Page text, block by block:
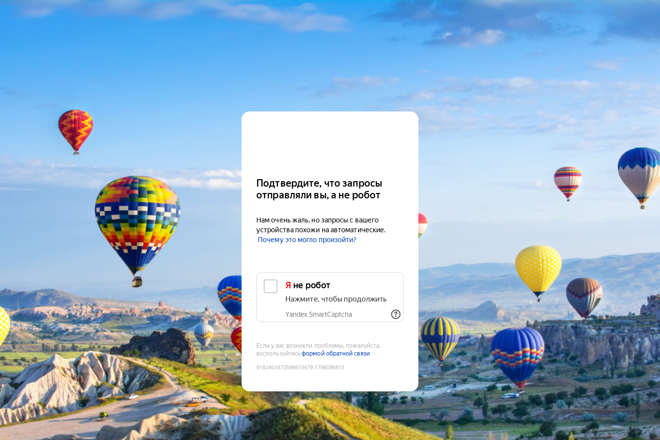
Подтвердите, что запросы
отправляли вы, а не робот
Нам очень жаль, но запросы с вашего
устройства похожи на автоматические.
Почему это могло произойти?
Я не робот
Нажмите, чтобы продолжить
Yandex SmartCaptcha
Если у вас возникли проблемы, пожалуйста,
воспользуйтесьформой обратной связи
9182463672596613479:1786096813